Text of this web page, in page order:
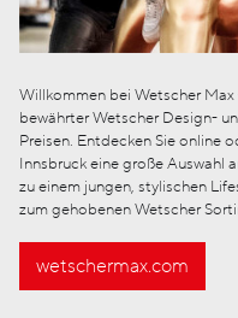
Willkommen bei Wetscher Max
bewährter Wetscher Design-
Preisen. Entdecken Sie online
Innsbruck eine große Auswahl
zu einem jungen, stylischen
zum gehobenen Wetscher
wetschermax.com